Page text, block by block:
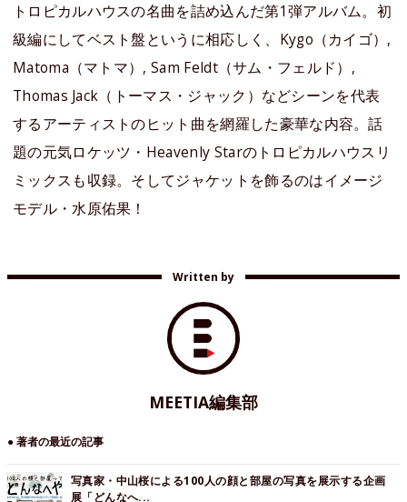
トロピカルハウスの名曲を詰め込んだ第1弾アルバム。初
級編にしてベスト盤というに相応しく、Kygo（カイゴ）,
Matoma（マトマ）, Sam Feldt（サム・フェルド）,
Thomas Jack（トーマス・ジャック）などシーンを代表
するアーティストのヒット曲を網羅した豪華な内容。話
題の元気ロケッツ・Heavenly Starのトロピカルハウスリ
ミックスも収録。そしてジャケットを飾るのはイメージ
モデル・水原佑果！
Written by
MEETIA編集部
● 著者の最近の記事
写真家・中山桜による100人の顔と部屋の写真を展示する企画
展「どんなへ...